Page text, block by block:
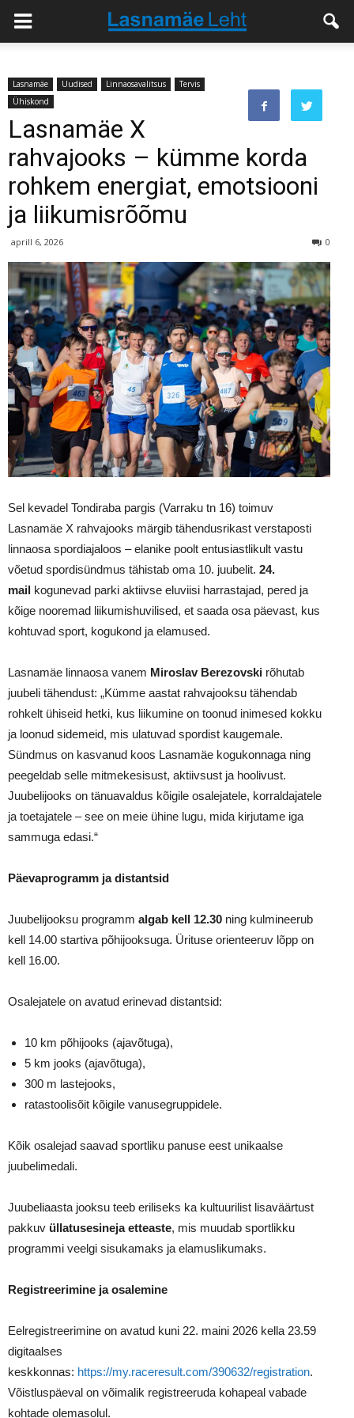
Lasnamäe Uudised Linnaosavalitsus
Tervis
Ühiskond
Lasnamäe X
rahvajooks – kümme korda
rohkem energiat, emotsiooni
ja liikumisrõõmu
aprill 6, 2026 0
Sel kevadel Tondiraba pargis (Varraku tn 16) toimuv
Lasnamäe X rahvajooks märgib tähendusrikast verstaposti
linnaosa spordiajaloos – elanike poolt entusiastlikult vastu
võetud spordisündmus tähistab oma 10. juubelit. 24.
mail kogunevad parki aktiivse eluviisi harrastajad, pered ja
kõige nooremad liikumishuvilised, et saada osa päevast, kus
kohtuvad sport, kogukond ja elamused.
Lasnamäe linnaosa vanem Miroslav Berezovski rõhutab
juubeli tähendust: „Kümme aastat rahvajooksu tähendab
rohkelt ühiseid hetki, kus liikumine on toonud inimesed kokku
ja loonud sidemeid, mis ulatuvad spordist kaugemale.
Sündmus on kasvanud koos Lasnamäe kogukonnaga ning
peegeldab selle mitmekesisust, aktiivsust ja hoolivust.
Juubelijooks on tänuavaldus kõigile osalejatele, korraldajatele
ja toetajatele – see on meie ühine lugu, mida kirjutame iga
sammuga edasi.“
Päevaprogramm ja distantsid
Juubelijooksu programm algab kell 12.30 ning kulmineerub
kell 14.00 startiva põhijooksuga. Ürituse orienteeruv lõpp on
kell 16.00.
Osalejatele on avatud erinevad distantsid:
10 km põhijooks (ajavõtuga),
5 km jooks (ajavõtuga),
300 m lastejooks,
ratastoolisõit kõigile vanusegruppidele.
Kõik osalejad saavad sportliku panuse eest unikaalse
juubelimedali.
Juubeliaasta jooksu teeb eriliseks ka kultuurilist lisaväärtust
pakkuv üllatusesineja etteaste, mis muudab sportlikku
programmi veelgi sisukamaks ja elamuslikumaks.
Registreerimine ja osalemine
Eelregistreerimine on avatud kuni 22. maini 2026 kella 23.59
digitaalses
keskkonnas: https://my.raceresult.com/390632/registration.
Võistluspäeval on võimalik registreeruda kohapeal vabade
kohtade olemasolul.